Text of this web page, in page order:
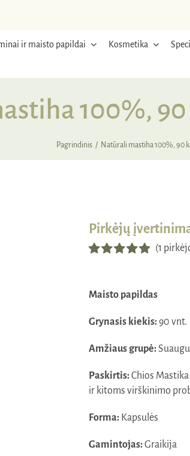
ir maisto papildai Kosmetika
100%,
Pagrindinis Natūrali mastiha 100%, 90
Pirkėjų
įvertinimų:)
(1
Maisto papildas
Grynasis kiekis:90 vnt.
Amžiaus grupė:
Paskirtis:Chios
ir kitoms virškinimo
Forma: Kapsulės
Gamintojas:Graikija